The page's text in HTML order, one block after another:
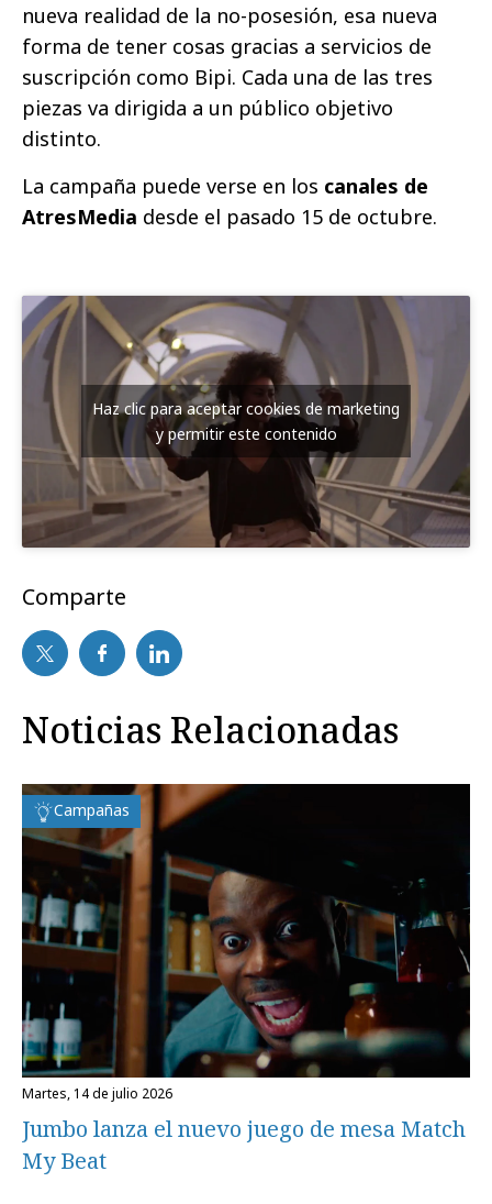
nueva realidad de la no-posesión, esa nueva
forma de tener cosas gracias a servicios de
suscripción como Bipi. Cada una de las tres
piezas va dirigida a un público objetivo
distinto.
La campaña puede verse en los canales de
AtresMedia desde el pasado 15 de octubre.
Haz clic para aceptar cookies de marketing
y permitir este contenido
Comparte
Noticias Relacionadas
Campañas
martes, 14 de julio 2026
Jumbo lanza el nuevo juego de mesa Match
My Beat